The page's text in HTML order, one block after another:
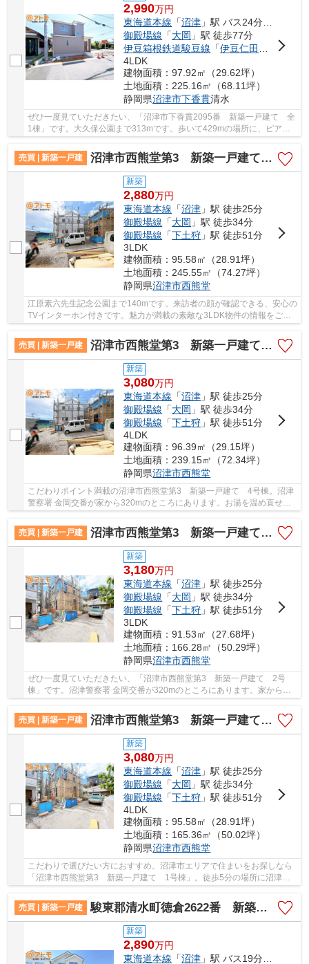
2,990万円
東海道本線 「沼津 」駅 バス24分 「象山」 停歩1分
御殿場線 「大岡 」駅 徒歩77分
伊豆箱根鉄道駿豆線 「伊豆仁田
」駅 徒歩
4LDK
建物面積：97.92㎡（29.62坪）
土地面積：225.16㎡（68.11坪）
静岡県沼津市下香貫清水
ぜひ一度見ていただきたい、「沼津市下香貫2095番 新築一戸建て 全
1棟」です。大久保公園まで313mです。歩いて429mの場所に、ピアゴ
香貫店があります。沼津市にあるこちらの一戸建...
売買 | 新築一戸建
沼津市西熊堂第3 新築一戸建て 5号棟
新築
2,880万円
東海道本線 「沼津 」駅 徒歩25分
御殿場線 「大岡 」駅 徒歩34分
御殿場線 「下土狩 」駅 徒歩51分
3LDK
建物面積：95.58㎡（28.91坪）
土地面積：245.55㎡（74.27坪）
静岡県沼津市西熊堂
江原素六先生記念公園まで140mです。来訪者の顔が確認できる、安心の
TVインターホン付きです。魅力が満載の素敵な3LDK物件の情報をご用
売買 | 新築一戸建
沼津市西熊堂第3 新築一戸建て 4号棟
新築
3,080万円
東海道本線 「沼津 」駅 徒歩25分
御殿場線 「大岡 」駅 徒歩34分
御殿場線 「下土狩 」駅 徒歩51分
4LDK
建物面積：96.39㎡（29.15坪）
土地面積：239.15㎡（72.34坪）
静岡県沼津市西熊堂
こだわりポイント満載の沼津市西熊堂第3 新築一戸建て 4号棟。沼津
警察署 金岡交番が家から320mのところにあります。お湯を温め直せる
売買 | 新築一戸建
沼津市西熊堂第3 新築一戸建て 2号棟
新築
3,180万円
東海道本線 「沼津 」駅 徒歩25分
御殿場線 「大岡 」駅 徒歩34分
御殿場線 「下土狩 」駅 徒歩51分
3LDK
建物面積：91.53㎡（27.68坪）
土地面積：166.28㎡（50.29坪）
静岡県沼津市西熊堂
ぜひ一度見ていただきたい、「沼津市西熊堂第3 新築一戸建て 2号
棟」です。沼津警察署 金岡交番が320mのところにあります。家から
売買 | 新築一戸建
沼津市西熊堂第3 新築一戸建て 1号棟
新築
3,080万円
東海道本線 「沼津 」駅 徒歩25分
御殿場線 「大岡 」駅 徒歩34分
御殿場線 「下土狩 」駅 徒歩51分
4LDK
建物面積：95.58㎡（28.91坪）
土地面積：165.36㎡（50.02坪）
静岡県沼津市西熊堂
こだわりで選びたい方におすすめ。沼津市エリアで住まいをお探しなら
「沼津市西熊堂第3 新築一戸建て 1号棟」。徒歩5分の場所に沼津市
立金岡小学校があります。浴室は冷めた湯を再び...
売買 | 新築一戸建
駿東郡清水町徳倉2622番 新築一戸建て B号棟
新築
2,890万円
東海道本線 「沼津 」駅 バス19分 「水神道」 停歩5分